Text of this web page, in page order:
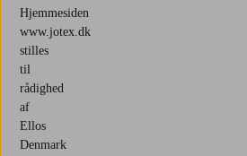
Hjemmesiden
www.jotex.dk
stilles
til
rådighed
af
Ellos
Denmark